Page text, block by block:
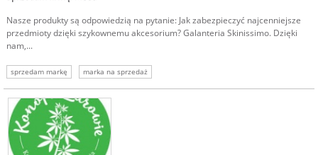
Nasze produkty są odpowiedzią na pytanie: Jak zabezpieczyć najcenniejsze
przedmioty dzięki szykownemu akcesorium? Galanteria Skinissimo. Dzięki
nam,...
sprzedam markę marka na sprzedaż